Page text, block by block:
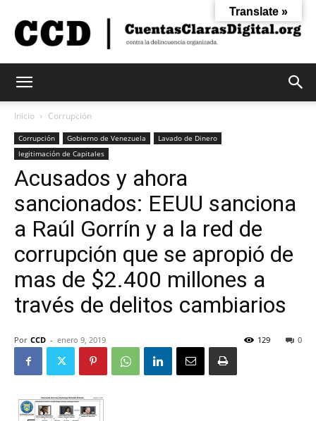
Digital
Inicio Corrupción
Corrupción Gobierno de Venezuela
Lavado de Dinero
legitimación de Capitales
Acusados y ahora
sancionados: EEUU sanciona
a Raúl Gorrín y a la red de
corrupción que se apropió de
mas de $2.400 millones a
través de delitos cambiarios
Por CCD - enero 9, 2019 0
129
Translate »